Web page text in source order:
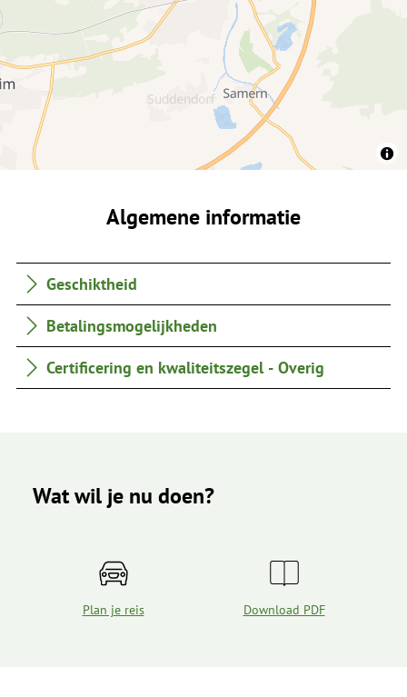
Algemene informatie
Geschiktheid
Betalingsmogelijkheden
Certificering en kwaliteitszegel - Overig
Wat wil je nu doen?
Plan je reis Download PDF